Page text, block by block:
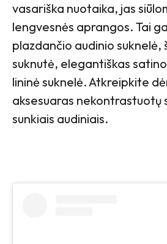
vasariška nuotaika, jas
lengvesnės aprangos. Tai
plazdančio audinio suknelė,
suknutė, elegantiškas
lininė suknelė. Atkreipkite
aksesuaras nekontrastuotų
sunkiais audiniais.